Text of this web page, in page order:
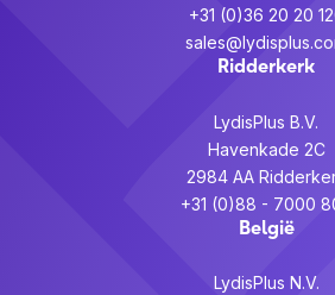
+31 (0)36 20 20
Ridderkerk
LydisPlus B.V.
Havenkade 2C
2984 AA
+31 (0)88 - 7000
België
LydisPlus N.V.